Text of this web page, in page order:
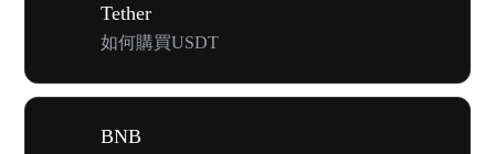
Tether
如何購買USDT
BNB